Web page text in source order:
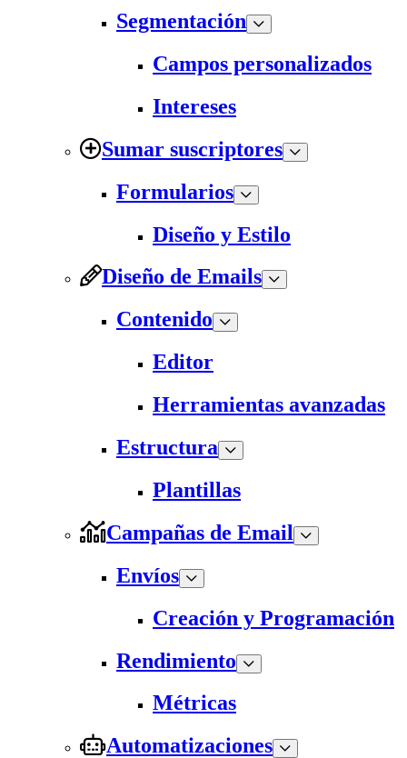
Segmentación
Campos personalizados
Intereses
Sumar suscriptores
Formularios
Diseño y Estilo
Diseño de Emails
Contenido
Editor
Herramientas avanzadas
Estructura
Plantillas
Campañas de Email
Envíos
Creación y Programación
Rendimiento
Métricas
Automatizaciones